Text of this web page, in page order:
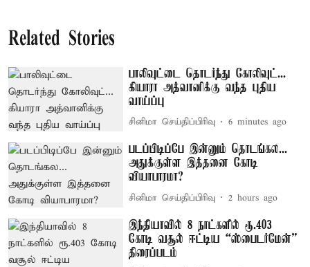
Related Stories
பாலிவுட்டை தொடர்ந்து கோலிவுட்...
கியாரா அத்வானிக்கு வந்த புதிய
வாய்ப்பு
சினிமா செய்திப்பிரிவு 6 minutes ago
படப்பிடிப்பே இன்னும் தொடங்கல...
அதுக்குள்ள இத்தனை கோடி
வியாபாரமா?
சினிமா செய்திப்பிரிவு 2 hours ago
இந்தியாவில் 8 நாட்களில் ரூ.403
கோடி வசூல் ஈட்டிய “ஸ்பைடர்மேன்”
திரைப்படம்